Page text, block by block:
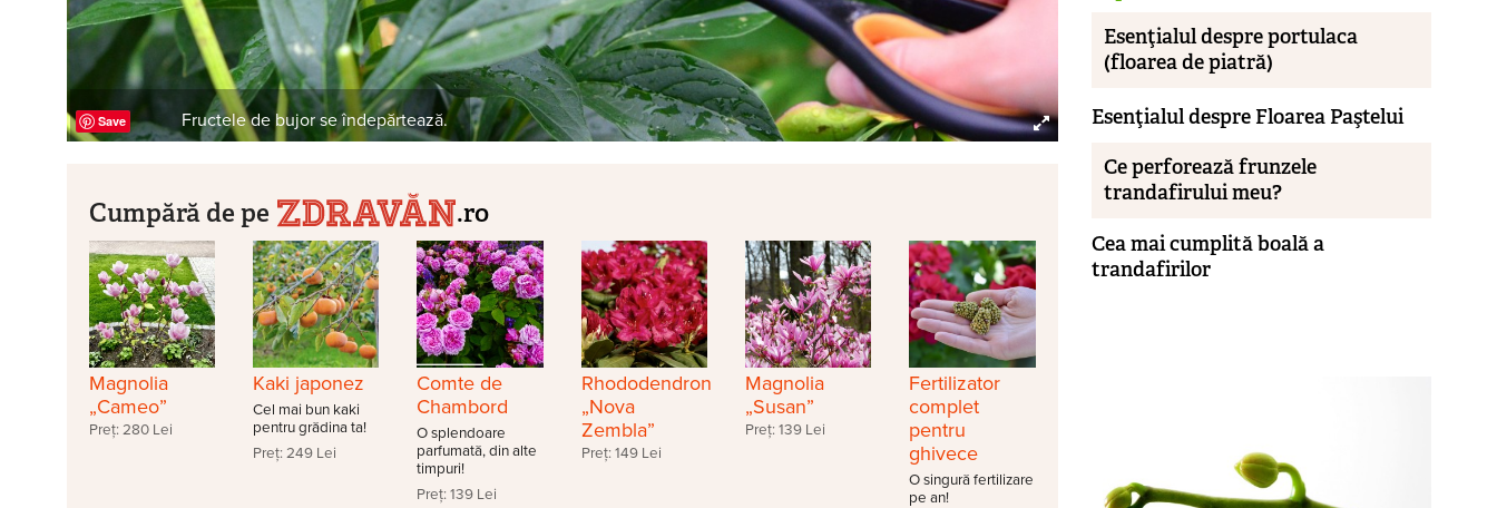
Save Fructele de bujor se îndepărtează.
Cumpără de pe .ro
Magnolia
„Cameo”
Preț: 280 Lei
Kaki japonez
Cel mai bun kaki
pentru grădina ta!
Preț: 249 Lei
Comte de
Chambord
O splendoare
parfumată, din alte
timpuri!
Preț: 139 Lei
Rhododendron
„Nova
Zembla”
Preț: 149 Lei
Magnolia
„Susan”
Preț: 139 Lei
Fertilizator
complet
pentru
ghivece
O singură fertilizare
pe an!
Esenţialul despre portulaca
(floarea de piatră)
Esenţialul despre Floarea Paştelui
Ce perforează frunzele
trandafirului meu?
Cea mai cumplită boală a
trandafirilor